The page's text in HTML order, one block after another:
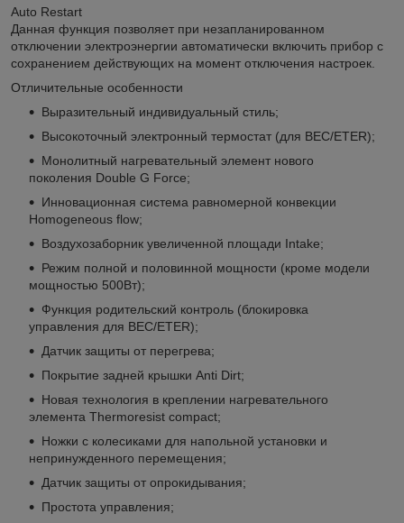
Auto Restart
Данная функция позволяет при незапланированном
отключении электроэнергии автоматически включить прибор с
сохранением действующих на момент отключения настроек.
Отличительные особенности
Выразительный индивидуальный стиль;
Высокоточный электронный термостат (для BEC/ETER);
Монолитный нагревательный элемент нового
поколения Double G Force;
Инновационная система равномерной конвекции
Homogeneous flow;
Воздухозаборник увеличенной площади Intake;
Режим полной и половинной мощности (кроме модели
мощностью 500Вт);
Функция родительский контроль (блокировка
управления для BEC/ETER);
Датчик защиты от перегрева;
Покрытие задней крышки Anti Dirt;
Новая технология в креплении нагревательного
элемента Thermoresist compact;
Ножки с колесиками для напольной установки и
непринужденного перемещения;
Датчик защиты от опрокидывания;
Простота управления;